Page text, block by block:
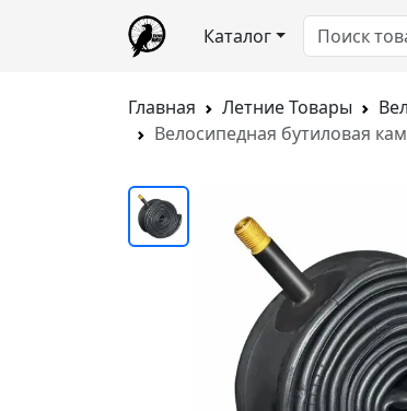
Каталог
Главная Летние Товары
Велосипедная бутиловая